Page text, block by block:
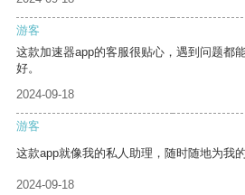
游客
这款加速器app的客服很贴心，遇到问题都
好。
2024-09-18
游客
这款app就像我的私人助理，随时随地为我
2024-09-18